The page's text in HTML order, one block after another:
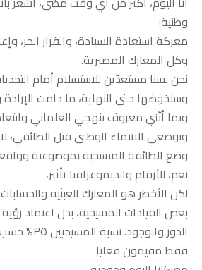
وطنية:
معركة استعادة السيادة، والقرار الحر،
وكل المعارك المصيرية.
نحن لسنا مستعدّين للاستسلام أمام
وسنخوضها حتى النهاية، ما دامت
وبما أنّني معروف بنهجي العلماني
وبوضعي الانتماء الوطني قبل الطائفي،
وضع الطائفة المسيحية بموضوعية
نعم، للأرقام والديموغرافيا تأثير،
لكن الأخطر هو المعارك العبثية
بعض القيادات المسيحية، بدل اعتماد
فقط مقيمون فعليا.